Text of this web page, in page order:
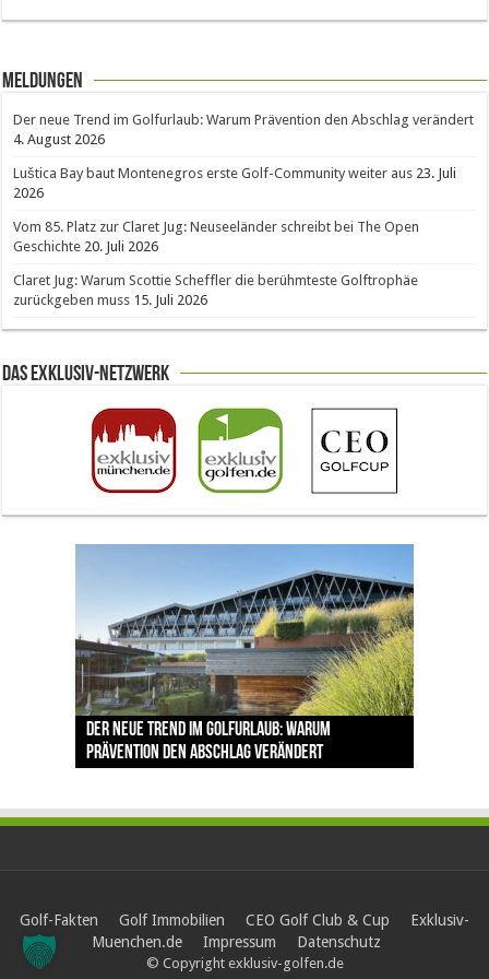
Meldungen
Der neue Trend im Golfurlaub: Warum Prävention den Abschlag verändert
4. August 2026
Luštica Bay baut Montenegros erste Golf-Community weiter aus 23. Juli
2026
Vom 85. Platz zur Claret Jug: Neuseeländer schreibt bei The Open
Geschichte 20. Juli 2026
Claret Jug: Warum Scottie Scheffler die berühmteste Golftrophäe
zurückgeben muss 15. Juli 2026
Das Exklusiv-Netzwerk
Der neue Trend im Golfurlaub: Warum
Prävention den Abschlag verändert
Luštica Bay baut Montenegros erste Golf-
Community weiter aus
Vom 85. Platz zur Claret Jug: Neuseeländer
schreibt bei The Open Geschichte
Claret Jug: Warum Scottie Scheffler die
berühmteste Golftrophäe zurückgeben muss
The Open 2026 in Royal Birkdale: Warum der
traditionsreiche Linksplatz zu den größten
Herausforderungen im Golfsport zählt
Golf-Fakten Golf Immobilien CEO Golf Club & Cup
Exklusiv-
Muenchen.de
Impressum Datenschutz
© Copyright exklusiv-golfen.de